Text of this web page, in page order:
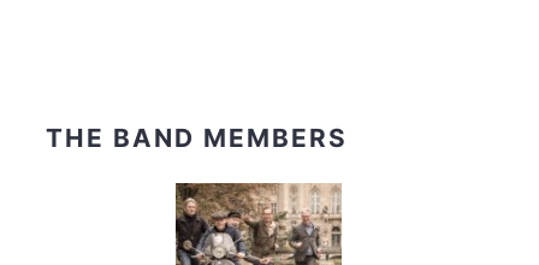
THE BAND MEMBERS